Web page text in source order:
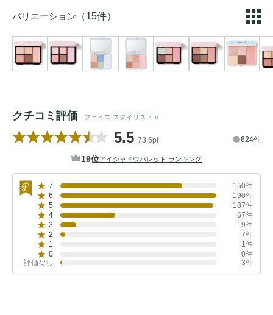
バリエーション （15件）
クチコミ評価 フェイス スタイリスト n
5.5 73.6pt 624件
19位アイシャドウパレット ランキング
7
150件
6
190件
5
187件
4
67件
3
19件
2
7件
1
1件
0
0件
評価なし
3件